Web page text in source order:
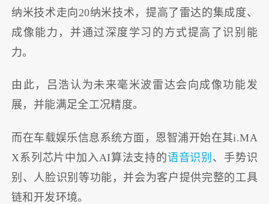
纳米技术走向20纳米技术，提高了雷达的集成度、
成像能力，并通过深度学习的方式提高了识别能
力。
由此，吕浩认为未来毫米波雷达会向成像功能发
展，并能满足全工况精度。
而在车载娱乐信息系统方面，恩智浦开始在其i.MA
X系列芯片中加入AI算法支持的语音识别 、手势识
别、人脸识别等功能，并会为客户提供完整的工具
链和开发环境。